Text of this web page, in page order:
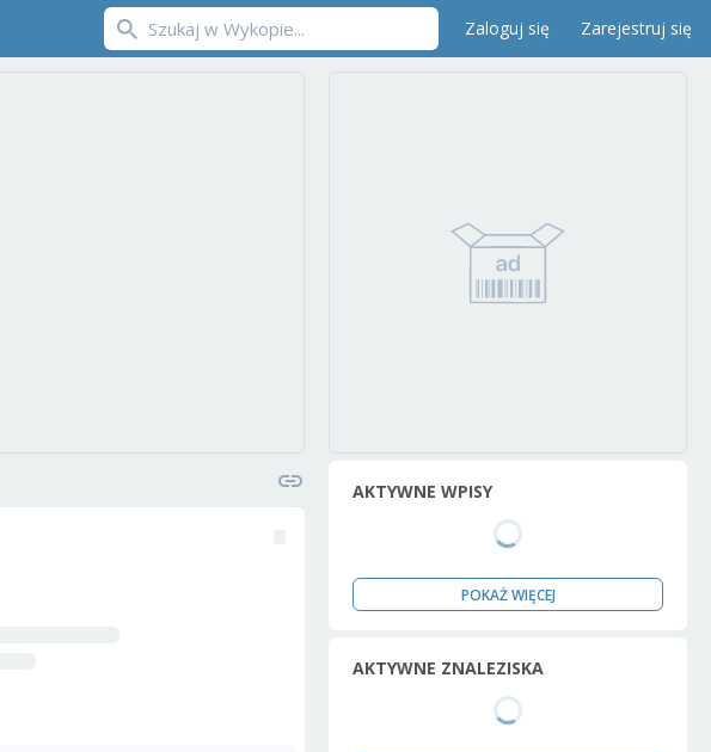
Zaloguj się Zarejestruj się
AKTYWNE WPISY
POKAŻ WIĘCEJ
AKTYWNE ZNALEZISKA